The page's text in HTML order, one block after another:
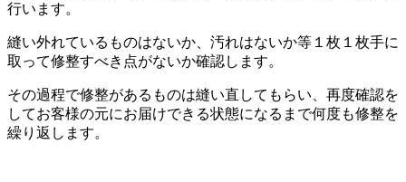
行います。
縫い外れているものはないか、汚れはないか等１枚１枚手に
取って修整すべき点がないか確認します。
その過程で修整があるものは縫い直してもらい、再度確認を
してお客様の元にお届けできる状態になるまで何度も修整を
繰り返します。